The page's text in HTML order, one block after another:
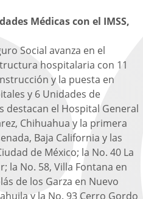
Médicas con el IMSS,
Social avanza en el
hospitalaria con 11
y la puesta en
y 6 Unidades de
destacan el Hospital General
Chihuahua y la primera
Baja California y las
de México; la No. 40 La
la No. 58, Villa Fontana en
de los Garza en Nuevo
y la No. 93 Cerro Gordo